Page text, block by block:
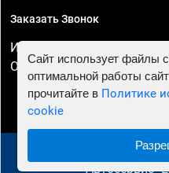
Заказать Звонок
ИП Смирнов Георгий
ОГРНИП 324470400032610
© 2010 - 2026 Чип
Автосервис
Сайт использует файлы
оптимальной работы
прочитайте в Политике
cookie